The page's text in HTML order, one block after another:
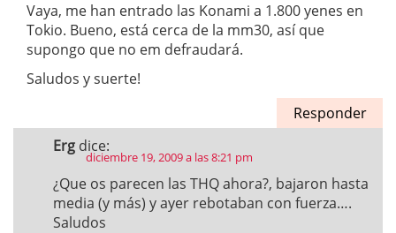
Vaya, me han entrado las Konami a 1.800 yenes en
Tokio. Bueno, está cerca de la mm30, así que
supongo que no em defraudará.
Saludos y suerte!
Responder
Erg dice:
diciembre 19, 2009 a las 8:21 pm
¿Que os parecen las THQ ahora?, bajaron hasta
media (y más) y ayer rebotaban con fuerza….
Saludos